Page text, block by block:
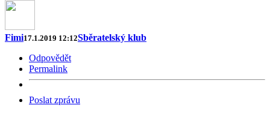
Fimi17.1.2019 12:12Sběratelský klub
Odpovědět
Permalink
Poslat zprávu